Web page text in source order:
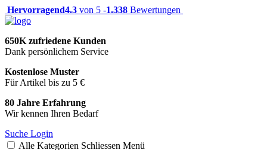
Hervorragend4.3 von 5 -1.338 Bewertungen
650K zufriedene Kunden
Dank persönlichem Service
Kostenlose Muster
Für Artikel bis zu 5 €
80 Jahre Erfahrung
Wir kennen Ihren Bedarf
Suche Login
Alle Kategorien Schliessen Menü